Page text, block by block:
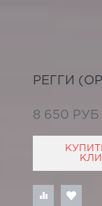
РЕГГИ
8 650 РУБ